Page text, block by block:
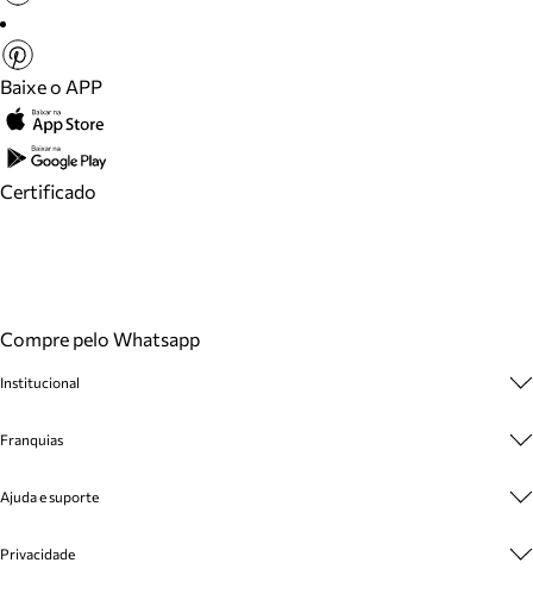
Baixe o APP
Certificado
Compre pelo Whatsapp
Institucional
Cashback
Venda Corporativa
Mapa do Site
Franquias
Plano de Negócio
Ajuda e suporte
Cadastro
Privacidade